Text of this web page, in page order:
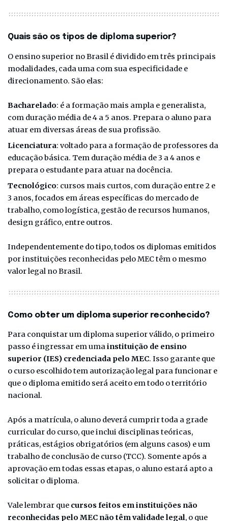
Quais são os tipos de diploma superior?
O ensino superior no Brasil é dividido em três principais
modalidades, cada uma com sua especificidade e
direcionamento. São elas:
Bacharelado: é a formação mais ampla e generalista,
com duração média de 4 a 5 anos. Prepara o aluno para
atuar em diversas áreas de sua profissão.
Licenciatura: voltado para a formação de professores da
educação básica. Tem duração média de 3 a 4 anos e
prepara o estudante para atuar na docência.
Tecnológico: cursos mais curtos, com duração entre 2 e
3 anos, focados em áreas específicas do mercado de
trabalho, como logística, gestão de recursos humanos,
design gráfico, entre outros.
Independentemente do tipo, todos os diplomas emitidos
por instituições reconhecidas pelo MEC têm o mesmo
valor legal no Brasil.
Como obter um diploma superior reconhecido?
Para conquistar um diploma superior válido, o primeiro
passo é ingressar em umainstituição de ensino
superior (IES) credenciada pelo MEC. Isso garante que
o curso escolhido tem autorização legal para funcionar e
que o diploma emitido será aceito em todo o território
nacional.
Após a matrícula, o aluno deverá cumprir toda a grade
curricular do curso, que inclui disciplinas teóricas,
práticas, estágios obrigatórios (em alguns casos) e um
trabalho de conclusão de curso (TCC). Somente após a
aprovação em todas essas etapas, o aluno estará apto a
solicitar o diploma.
Vale lembrar que cursos feitos em instituições não
reconhecidas pelo MEC não têm validade legal, o que